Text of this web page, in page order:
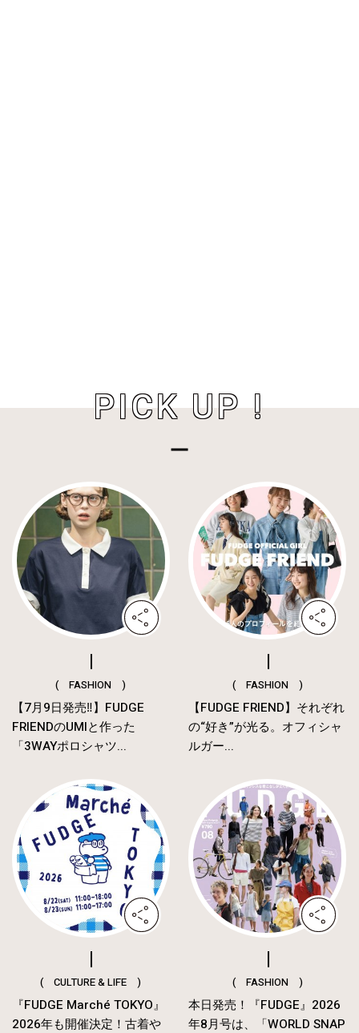
PICK UP !
( FASHION )
【7月9日発売‼︎】FUDGE
FRIENDのUMIと作った
「3WAYポロシャツ...
( FASHION )
【FUDGE FRIEND】それぞれ
の“好き”が光る。オフィシャ
ルガー...
( CULTURE & LIFE )
『FUDGE Marché TOKYO』
2026年も開催決定！古着や
( FASHION )
本日発売！『FUDGE』2026
年8月号は、「WORLD SNAP